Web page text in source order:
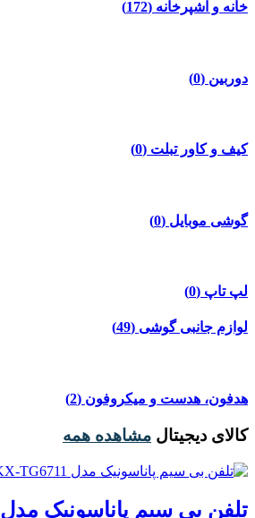
خانه و آشپرخانه (172)
دوربین (0)
کیف و کاور تبلت (0)
گوشی موبایل (0)
لپ تاپ (0)
لوازم جانبی گوشی (49)
هدفون، هدست و میکروفون (2)
کالای دیجیتال مشاهده همه
تلفن بی سیم پاناسونیک مدل KX-TG6711